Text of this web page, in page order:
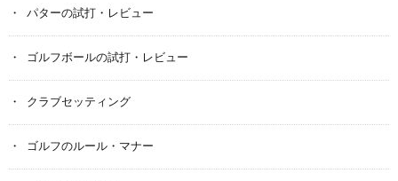
パターの試打・レビュー
ゴルフボールの試打・レビュー
クラブセッティング
ゴルフのルール・マナー